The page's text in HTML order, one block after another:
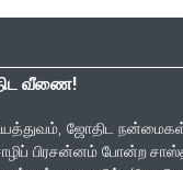
வீணை!
ஜோதிட
பிரசன்னம் போன்ற